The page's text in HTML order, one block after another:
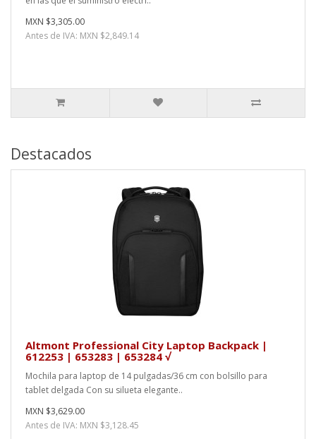
MXN $3,305.00
Antes de IVA: MXN $2,849.14
Destacados
Altmont Professional City Laptop Backpack |
612253 | 653283 | 653284 √
Mochila para laptop de 14 pulgadas/36 cm con bolsillo para
tablet delgada Con su silueta elegante..
MXN $3,629.00
Antes de IVA: MXN $3,128.45